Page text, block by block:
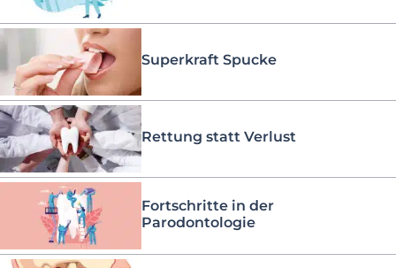
Superkraft Spucke
Rettung statt Verlust
Fortschritte in der
Parodontologie